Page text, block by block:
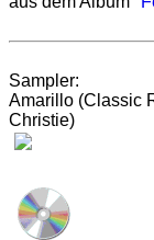
Sampler:
Amarillo (Classic
Christie)